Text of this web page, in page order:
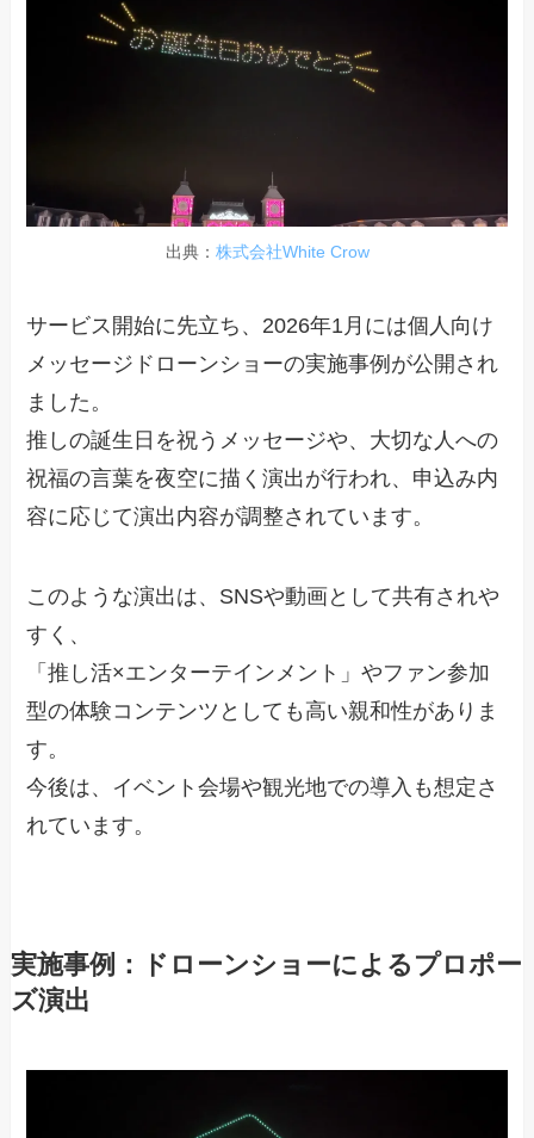
出典： 株式会社White Crow
サービス開始に先立ち、2026年1月には個人向け
メッセージドローンショーの実施事例が公開され
ました。
推しの誕生日を祝うメッセージや、大切な人への
祝福の言葉を夜空に描く演出が行われ、申込み内
容に応じて演出内容が調整されています。
このような演出は、SNSや動画として共有されや
すく、
「推し活×エンターテインメント」やファン参加
型の体験コンテンツとしても高い親和性がありま
す。
今後は、イベント会場や観光地での導入も想定さ
れています。
実施事例：ドローンショーによるプロポー
ズ演出